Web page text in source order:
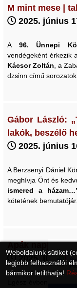
M mint mese |
2025. június
A 96. Ünnepi
vendégeként érkezik
Kácsor Zoltán , a
dzsinn című
Gábor László:
lakók, beszélő
2025. június
A Berzsenyi Dániel
meghívja Önt és
ismered a
kötetének
Apák napja a
2025. június
Egész évben várjuk
Weboldalunk sütiket
legjobb felhasználói
bármikor letilthatja!